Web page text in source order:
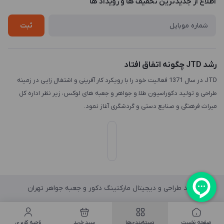
چاپ و حکاکی
طراحی سه بعدی
ثبت
رشد JTD چگونه اتفاق افتاد
JTD در سال 1371 فعالیت خود را با رویکرد کار آفرینی و اشتغال زایی در زمینه
طراحی و تولید دکوراسیون طلا و جواهر و جعبه های لوکس، زیر نظر اداره کل
میراث فرهنگی و صنایع دستی و گردشگری آغاز نمود.
واحد طراحی و دیجیتال مارکتینگ دکور و جعبه جواهر تهران
صفحه نخست دسته‌بندی‌ها سبد خرید ناحیه کاربری